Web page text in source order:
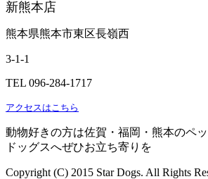
新熊本店
熊本県熊本市東区長嶺西
3-1-1
TEL 096-284-1717
アクセスはこちら
動物好きの方は佐賀・福岡・熊本のペ
ドッグスへぜひお立ち寄りを
Copyright (C) 2015 Star Dogs. All Rights